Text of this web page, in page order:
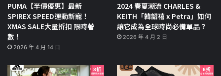
PUMA【半價優惠】最新
SPIREX SPEED運動新寵！
XMAS SALE大量折扣 限時著
數！
2026 年 4 月 14 日
2024 春夏潮流 CHARLES &
KEITH「韓韶禧 x Petra」如何
讓它成為全球時尚必備單品？
2026 年 4 月 2 日